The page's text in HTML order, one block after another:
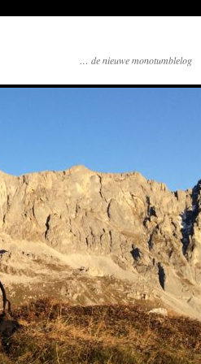
… de nieuwe monotumblelog